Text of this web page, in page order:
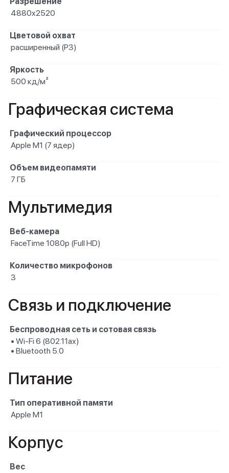
4880x2520
Цветовой охват
расширенный (P3)
Яркость
500 кд/м²
Графическая система
Графический процессор
Apple M1 (7 ядер)
Объем видеопамяти
7 ГБ
Мультимедия
Веб-камера
FaceTime 1080p (Full HD)
Количество микрофонов
3
Связь и подключение
Беспроводная сеть и сотовая связь
• Wi-Fi 6 (802.11ax)
• Bluetooth 5.0
Питание
Тип оперативной памяти
Apple M1
Корпус
Вес